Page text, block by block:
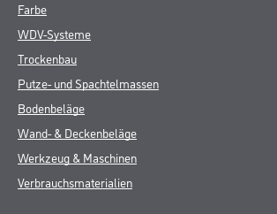
Farbe
WDV-Systeme
Trockenbau
Putze- und Spachtelmassen
Bodenbeläge
Wand- & Deckenbeläge
Werkzeug & Maschinen
Verbrauchsmaterialien